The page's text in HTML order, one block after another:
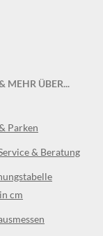
MEHR ÜBER...
Parken
& Beratung
cm